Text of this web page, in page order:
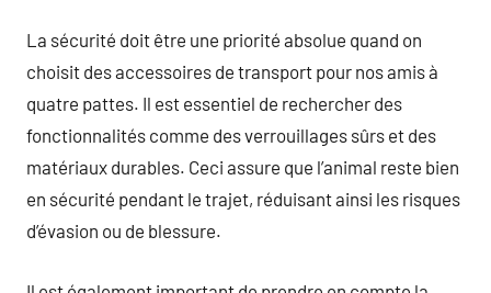
La sécurité doit être une priorité absolue quand on
choisit des accessoires de transport pour nos amis à
quatre pattes. Il est essentiel de rechercher des
fonctionnalités comme des verrouillages sûrs et des
matériaux durables. Ceci assure que l’animal reste bien
en sécurité pendant le trajet, réduisant ainsi les risques
d’évasion ou de blessure.